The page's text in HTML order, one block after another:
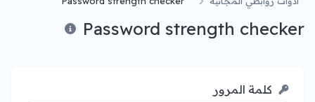
Password strength checker
كلمة المرور